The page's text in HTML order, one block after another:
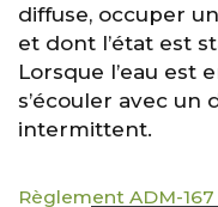
diffuse, occuper
et dont l’état est
Lorsque l’eau est
s’écouler avec un
intermittent.
Règlement ADM-